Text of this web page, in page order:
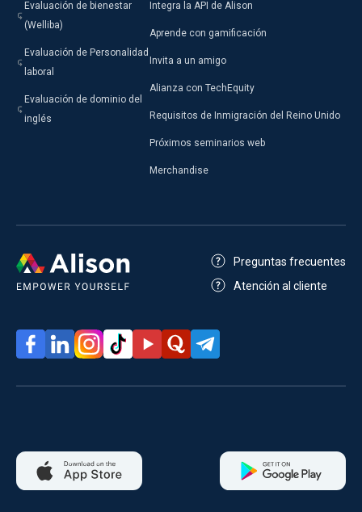
Evaluación de bienestar
(Welliba)
Evaluación de Personalidad
laboral
Evaluación de dominio del
inglés
Integra la API de Alison
Aprende con gamificación
Invita a un amigo
Alianza con TechEquity
Requisitos de Inmigración del Reino Unido
Próximos seminarios web
Merchandise
Preguntas frecuentes
Atención al cliente